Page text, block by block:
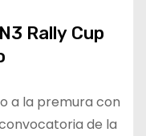
Rally Cup
a la premura con
de la